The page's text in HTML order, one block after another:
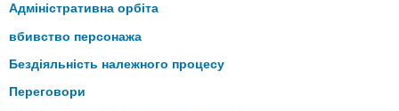
Адміністративна орбіта
вбивство персонажа
Бездіяльність належного процесу
Переговори